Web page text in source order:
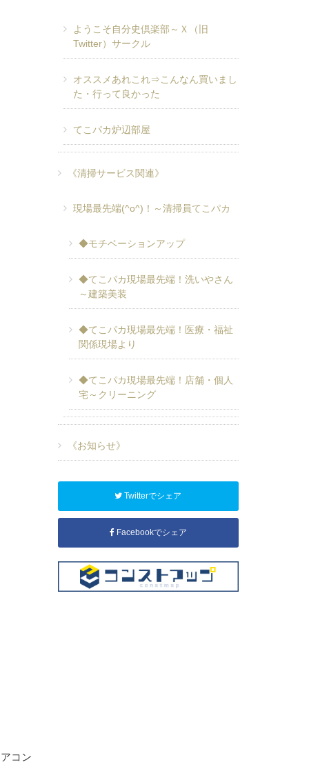
コン
ようこそ自分史倶楽部～Ｘ（旧
Twitter）サークル
オススメあれこれ⇒こんなん買いまし
た・行って良かった
てこパカ炉辺部屋
《清掃サービス関連》
現場最先端(^o^)！～清掃員てこパカ
◆モチベーションアップ
◆てこパカ現場最先端！洗いやさん
～建築美装
◆てこパカ現場最先端！医療・福祉
関係現場より
◆てこパカ現場最先端！店舗・個人
宅～クリーニング
《お知らせ》
Twitterでシェア
Facebookでシェア